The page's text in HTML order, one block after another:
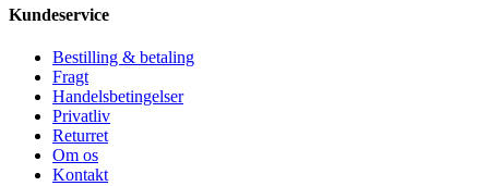
Kundeservice
Bestilling & betaling
Fragt
Handelsbetingelser
Privatliv
Returret
Om os
Kontakt